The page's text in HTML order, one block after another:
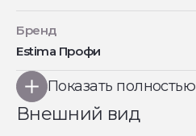
Бренд
Estima Профи
Показать полностью
Внешний вид